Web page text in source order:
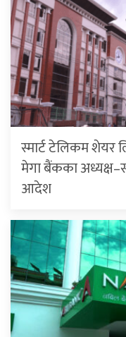
स्मार्ट टेलिकम शेयर
मेगा बैंकका
आदेश